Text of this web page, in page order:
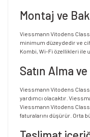
Montaj ve
Viessmann Vitodens
minimum düzeydedir ve
Kombi, Wi-Fi özellikleri ile
Satın Alma
Viessmann Vitodens
yardımcı olacaktır.
Viessmann Vitodens
faturalarını düşürür. Orta